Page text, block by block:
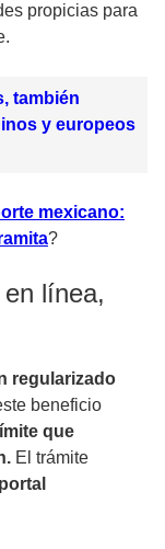
propicias para
también
y europeos
mexicano:
?
línea,
regularizado
beneficio
que
El trámite